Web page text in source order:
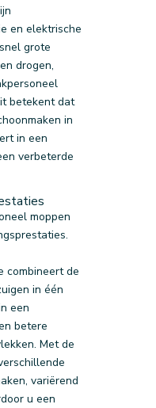
en elektrische
grote
drogen,
betekent dat
in
in een
verbeterde
moppen
combineert de
in één
een
betere
Met de
variërend
u een